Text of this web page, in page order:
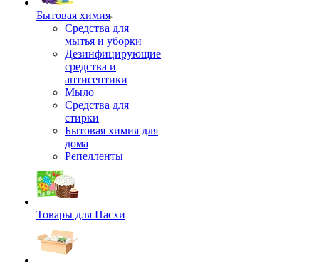
Бытовая химия
Средства для
мытья и уборки
Дезинфицирующие
средства и
антисептики
Мыло
Средства для
стирки
Бытовая химия для
дома
Репелленты
Товары для Пасхи